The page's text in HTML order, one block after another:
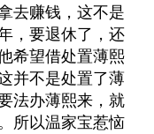
去赚钱，这不是
，要退休了，还
希望借处置薄熙
并不是处置了薄
法办薄熙来，就
所以温家宝惹恼